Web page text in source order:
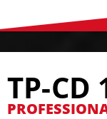
TP-CD